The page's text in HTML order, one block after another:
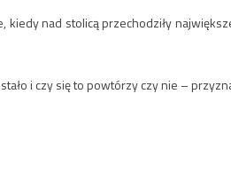
kiedy nad stolicą przechodziły
i czy się to powtórzy czy nie –